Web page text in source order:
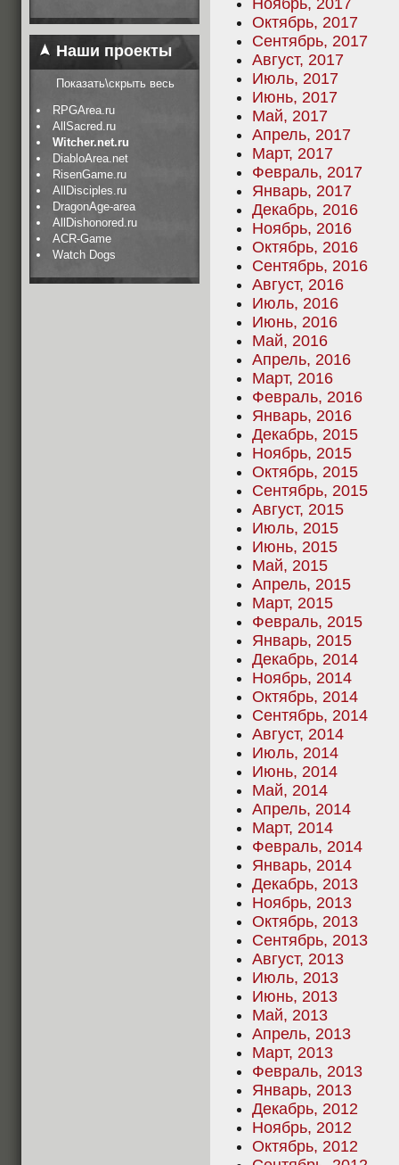
Наши проекты
Показать\скрыть весь
RPGArea.ru
AllSacred.ru
Witcher.net.ru
DiabloArea.net
RisenGame.ru
AllDisciples.ru
DragonAge-area
AllDishonored.ru
ACR-Game
Watch Dogs
Ноябрь, 2017
Октябрь, 2017
Сентябрь, 2017
Август, 2017
Июль, 2017
Июнь, 2017
Май, 2017
Апрель, 2017
Март, 2017
Февраль, 2017
Январь, 2017
Декабрь, 2016
Ноябрь, 2016
Октябрь, 2016
Сентябрь, 2016
Август, 2016
Июль, 2016
Июнь, 2016
Май, 2016
Апрель, 2016
Март, 2016
Февраль, 2016
Январь, 2016
Декабрь, 2015
Ноябрь, 2015
Октябрь, 2015
Сентябрь, 2015
Август, 2015
Июль, 2015
Июнь, 2015
Май, 2015
Апрель, 2015
Март, 2015
Февраль, 2015
Январь, 2015
Декабрь, 2014
Ноябрь, 2014
Октябрь, 2014
Сентябрь, 2014
Август, 2014
Июль, 2014
Июнь, 2014
Май, 2014
Апрель, 2014
Март, 2014
Февраль, 2014
Январь, 2014
Декабрь, 2013
Ноябрь, 2013
Октябрь, 2013
Сентябрь, 2013
Август, 2013
Июль, 2013
Июнь, 2013
Май, 2013
Апрель, 2013
Март, 2013
Февраль, 2013
Январь, 2013
Декабрь, 2012
Ноябрь, 2012
Октябрь, 2012